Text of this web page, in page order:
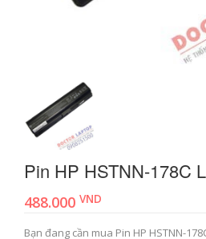
Pin HP HSTNN-178C
488.000 VND
Bạn đang cần mua Pin HP HSTNN-